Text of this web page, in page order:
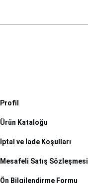
Profil
Ürün Kataloğu
İptal ve İade Koşulları
Mesafeli Satış Sözleşmesi
Ön Bilgilendirme Formu